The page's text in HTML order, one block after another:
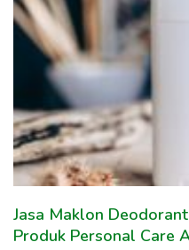
Jasa Maklon
Produk Personal Care